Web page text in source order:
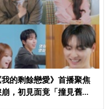
我的剩餘戀愛》首播聚焦
崩，初見面竟「撞見舊